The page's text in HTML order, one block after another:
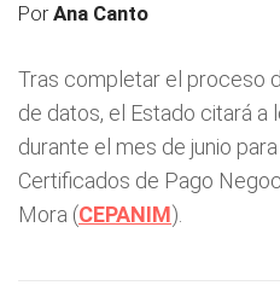
PorAna Canto
Tras completar el proceso
de datos, el Estado citará a
durante el mes de junio
Certificados de Pago
Mora (CEPANIM).